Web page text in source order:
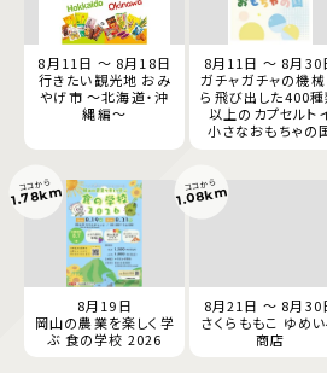
8月11日 ～ 8月18日
行きたい観光地 おみ
やげ市 ～北海道・沖
縄編～
8月11日 ～ 8月30
ガチャガチャの機
ら飛び出した400種
以上のカプセルト
小さなおもちゃの
8月19日
岡山の農業を楽しく学
ぶ 食の学校 2026
ココから
1.78km
8月21日 ～ 8月30
さくらももこ ゆめい
商店
ココから
1.08km